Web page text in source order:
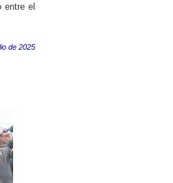
entre el
de 2025